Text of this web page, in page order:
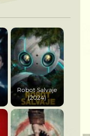
Robot Salvaje
(2024)